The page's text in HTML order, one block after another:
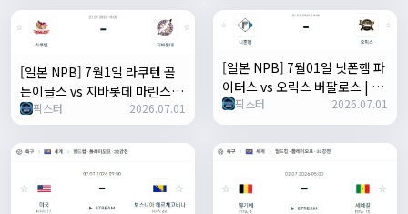
[일본 NPB] 7월1일 라쿠텐 골
든이글스 vs 지바롯데 마린스 |
스포츠 분석 무료 중계 토친놈
픽스터 2026.07.01
[일본 NPB] 7월01일 닛폰햄 파
이터스 vs 오릭스 버팔로스 | 스
포츠 분석 무료 중계 토친놈
픽스터 2026.07.01